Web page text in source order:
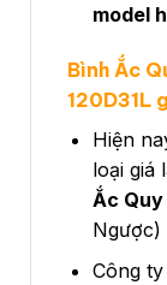
model
Bình Ắc
120D31L
Hiện
loại giá
Ắc Quy
Công